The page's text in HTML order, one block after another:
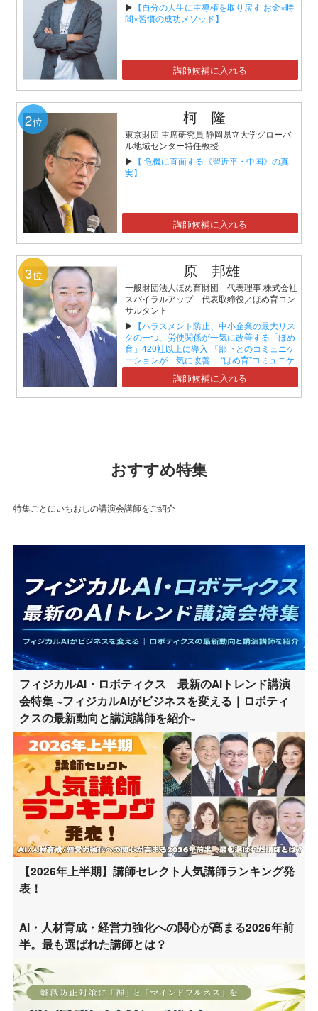
▶ 【自分の人生に主導権を取り戻す お金×時
間×習慣の成功メソッド】
講師候補に入れる
2位 柯 隆
東京財団 主席研究員 静岡県立大学グローバ
ル地域センター特任教授
▶ 【 危機に直面する《習近平・中国》の真
実】
講師候補に入れる
3位 原 邦雄
一般財団法人ほめ育財団 代表理事 株式会社
スパイラルアップ 代表取締役／ほめ育コン
サルタント
▶ 【ハラスメント防止、中小企業の最大リス
クの一つ、労使関係が一気に改善する「ほめ
育」420社以上に導入 『部下とのコミュニケ
ーションが一気に改善 “ほめ育”コミュニケ
ーションセミナー』】講師候補に入れる
おすすめ特集
特集ごとにいちおしの講演会講師をご紹介
フィジカルAI・ロボティクス 最新のAIトレンド講演
会特集 ~フィジカルAIがビジネスを変える｜ロボティ
クスの最新動向と講演講師を紹介~
【2026年上半期】講師セレクト人気講師ランキング発
表！
AI・人材育成・経営力強化への関心が高まる2026年前
半。最も選ばれた講師とは？